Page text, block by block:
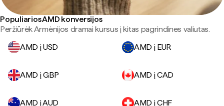
Populiarios AMD konversijos
Peržiūrėk Armėnijos dramai kursus į kitas pagrindines valiutas.
AMD į USD
AMD į EUR
AMD į GBP AMD į CAD
AMD į AUD AMD į CHF